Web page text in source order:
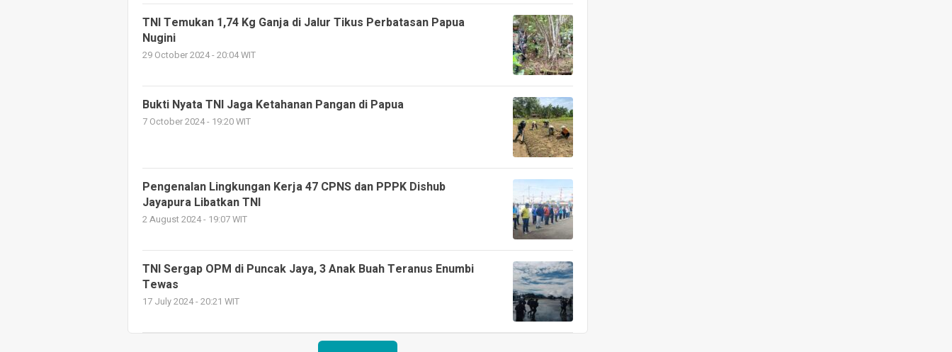
TNI Temukan 1,74 Kg Ganja di Jalur Tikus Perbatasan Papua
Nugini
29 October 2024 - 20:04 WIT
Bukti Nyata TNI Jaga Ketahanan Pangan di Papua
7 October 2024 - 19:20 WIT
Pengenalan Lingkungan Kerja 47 CPNS dan PPPK Dishub
Jayapura Libatkan TNI
2 August 2024 - 19:07 WIT
TNI Sergap OPM di Puncak Jaya, 3 Anak Buah Teranus Enumbi
Tewas
17 July 2024 - 20:21 WIT